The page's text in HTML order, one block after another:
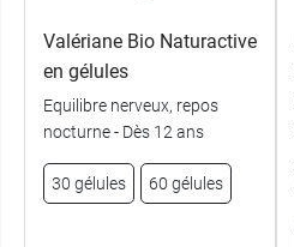
Valériane Bio Naturactive
en gélules
Equilibre nerveux, repos
nocturne - Dès 12 ans
30 gélules 60 gélules